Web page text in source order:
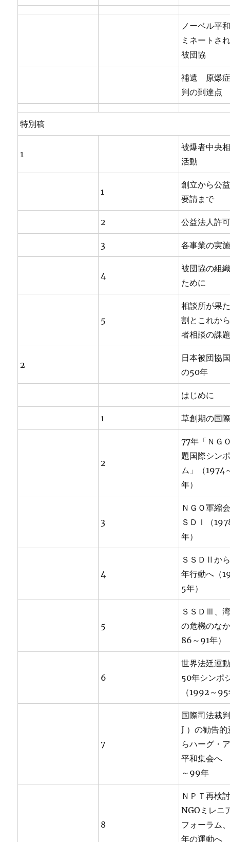
ノーベル平
ミネートさ
被団協
補遺 原爆
判の到達点
特別稿
1
被爆者中央
活動
1
創立から公
要請まで
2 公益法人許
3 各事業の実
4
被団協の組
ために
5
相談所が果
割とこれか
者相談の課
2
日本被団協
の50年
はじめに
1 草創期の国
2
77年「ＮＧ
題国際シン
ム」（1974
年）
3
ＮＧＯ軍縮
ＳＤＩ（
年）
4
ＳＳＤⅡか
年行動へ（
5年）
5
ＳＳＤⅢ、
の危機のな
86～91年）
6
世界法廷運
50年シンポ
（1992～
7
国際司法裁
J ）の勧告
らハーグ・
平和集会
～99年
8
ＮＰＴ再検
NGOミレニ
フォーラム
年の運動へ